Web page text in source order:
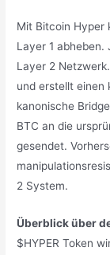
Mit Bitcoin Hyper
Layer 1 abheben.
Layer 2
und erstellt einen
kanonische
BTC an die
gesendet.
2 System.
Überblick über
$HYPER Token